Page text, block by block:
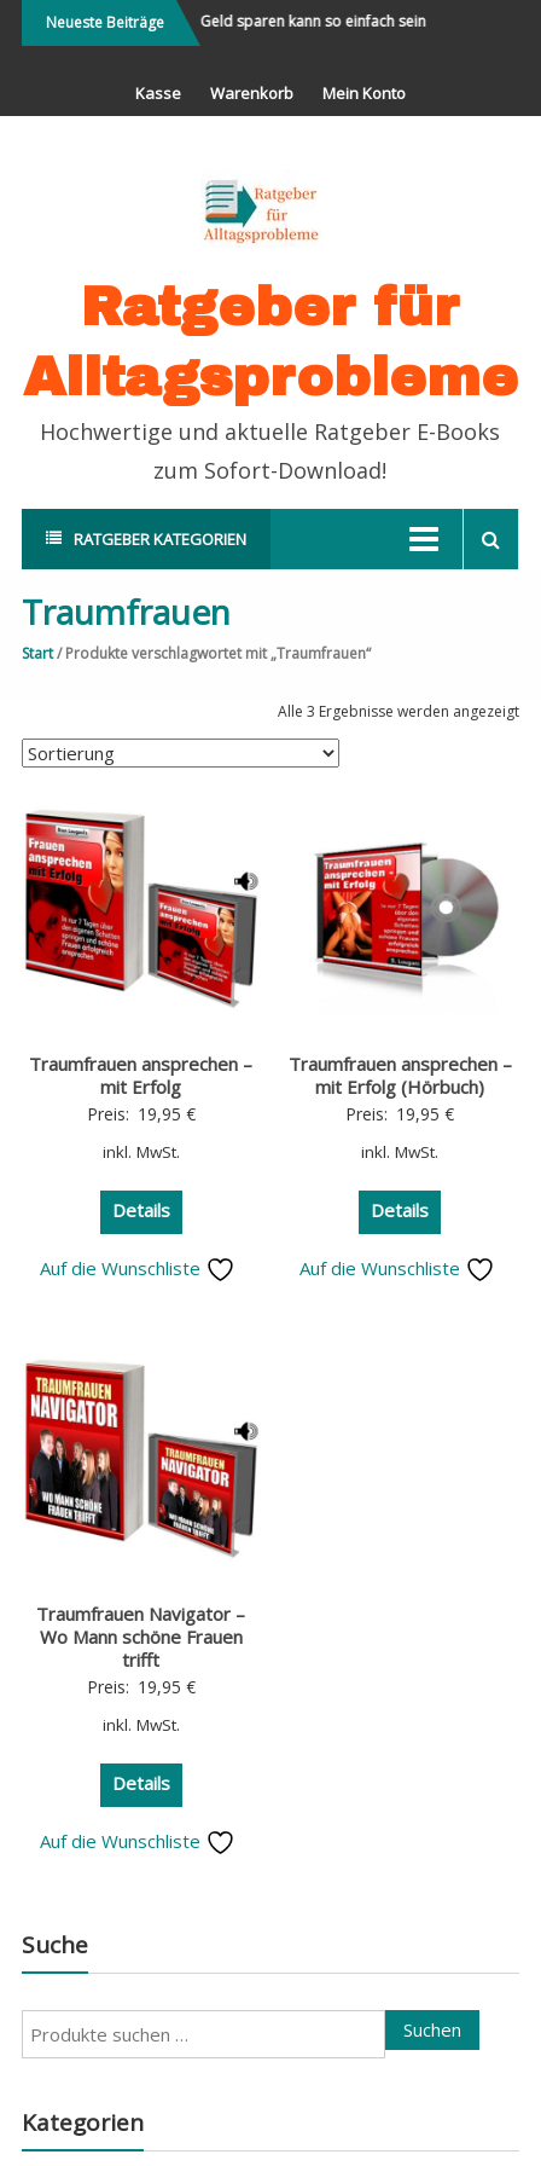
Direkt
zum
Neueste Beiträge
bereisen und Neues Geld sparen kann so einfach sein
Kasse Warenkorb Mein Konto
Ratgeber für
Alltagsprobleme
Hochwertige und aktuelle Ratgeber E-Books
zum Sofort-Download!
RATGEBER KATEGORIEN
Traumfrauen
Start/ Produkte verschlagwortet mit „Traumfrauen“
Alle 3 Ergebnisse werden angezeigt
Traumfrauen ansprechen –
mit Erfolg
Preis: 19,95 €
inkl. MwSt.
Details
Auf die Wunschliste
Traumfrauen ansprechen –
mit Erfolg (Hörbuch)
Preis: 19,95€
inkl. MwSt.
Details
Auf die Wunschliste
Traumfrauen Navigator –
Wo Mann schöne Frauen
trifft
Preis: 19,95 €
inkl. MwSt.
Details
Auf die Wunschliste
Suche
Suchen
nach:
Suchen
Kategorien